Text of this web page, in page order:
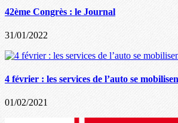
42ème Congrès : le Journal
31/01/2022
4 février : les services de l’auto se
01/02/2021